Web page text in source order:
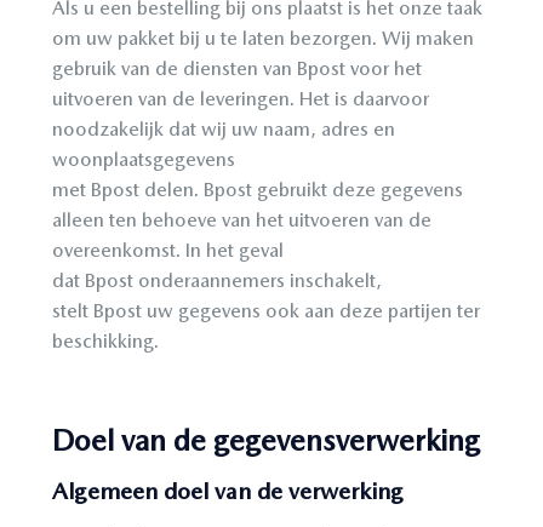
Als u een bestelling bij ons plaatst is het onze taak
om uw pakket bij u te laten bezorgen. Wij maken
gebruik van de diensten van Bpost voor het
uitvoeren van de leveringen. Het is daarvoor
noodzakelijk dat wij uw naam, adres en
woonplaatsgegevens
met Bpost delen. Bpost gebruikt deze gegevens
alleen ten behoeve van het uitvoeren van de
overeenkomst. In het geval
dat Bpost onderaannemers inschakelt,
stelt Bpost uw gegevens ook aan deze partijen ter
beschikking.
Doel van de gegevensverwerking
Algemeen doel van de verwerking